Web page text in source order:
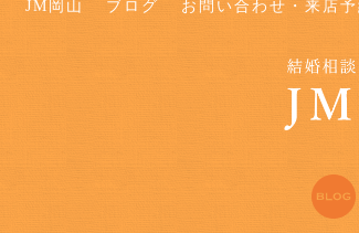
JM岡山 ブログ お問い合わせ・来店